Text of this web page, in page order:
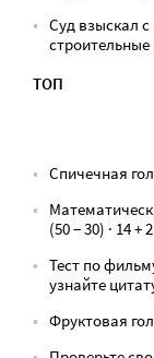
Суд взыскал
ТОП
Спичечная
(50 − 30) · 14 +
Тест по
узнайте
Фруктовая